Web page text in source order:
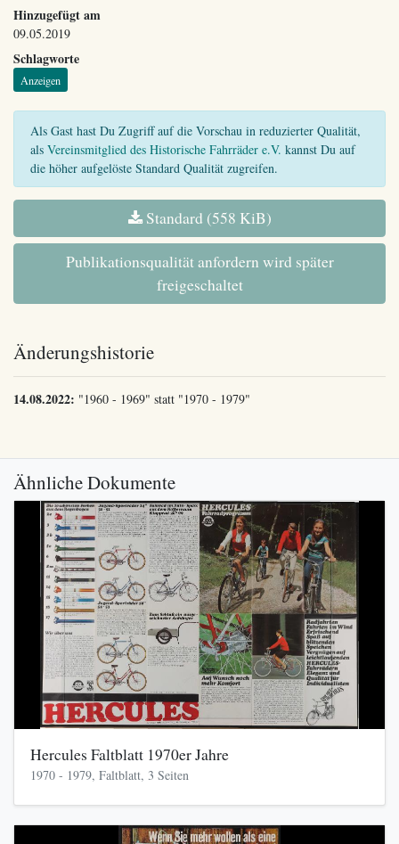
Hinzugefügt am
09.05.2019
Schlagworte
Anzeigen
Als Gast hast Du Zugriff auf die Vorschau in reduzierter Qualität,
als Vereinsmitglied des Historische Fahrräder e.V. kannst Du auf
die höher aufgelöste Standard Qualität zugreifen.
Standard (558 KiB)
Publikationsqualität anfordern wird später
freigeschaltet
Änderungshistorie
14.08.2022: "1960 - 1969" statt "1970 - 1979"
Ähnliche Dokumente
Hercules Faltblatt 1970er Jahre
1970 - 1979, Faltblatt, 3 Seiten